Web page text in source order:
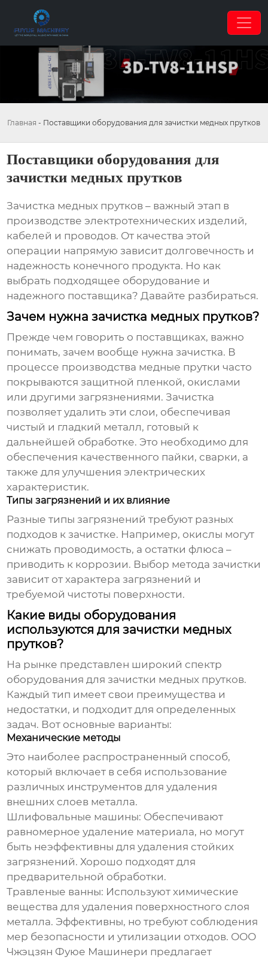
Главная - Поставщики оборудования для зачистки медных прутков
Поставщики оборудования для
зачистки медных прутков
Зачистка медных прутков – важный этап в
производстве электротехнических изделий,
кабелей и проводов. От качества этой
операции напрямую зависит долговечность и
надежность конечного продукта. Но как
выбрать подходящее оборудование и
надежного поставщика? Давайте разбираться.
Зачем нужна зачистка медных прутков?
Прежде чем говорить о поставщиках, важно
понимать, зачем вообще нужна зачистка. В
процессе производства медные прутки часто
покрываются защитной пленкой, окислами
или другими загрязнениями. Зачистка
позволяет удалить эти слои, обеспечивая
чистый и гладкий металл, готовый к
дальнейшей обработке. Это необходимо для
обеспечения качественного пайки, сварки, а
также для улучшения электрических
характеристик.
Типы загрязнений и их влияние
Разные типы загрязнений требуют разных
подходов к зачистке. Например, окислы могут
снижать проводимость, а остатки флюса –
приводить к коррозии. Выбор метода зачистки
зависит от характера загрязнений и
требуемой чистоты поверхности.
Какие виды оборудования
используются для зачистки медных
прутков?
На рынке представлен широкий спектр
оборудования для зачистки медных прутков.
Каждый тип имеет свои преимущества и
недостатки, и подходит для определенных
задач. Вот основные варианты:
Механические методы
Это наиболее распространенный способ,
который включает в себя использование
различных инструментов для удаления
внешних слоев металла.
Шлифовальные машины: Обеспечивают
равномерное удаление материала, но могут
быть неэффективны для удаления стойких
загрязнений. Хорошо подходят для
предварительной обработки.
Травленые ванны: Используют химические
вещества для удаления поверхностного слоя
металла. Эффективны, но требуют соблюдения
мер безопасности и утилизации отходов. ООО
Чжэцзян Фуюе Машинери предлагает